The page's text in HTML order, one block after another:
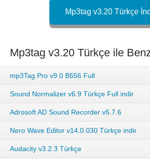
Mp3tag v3.20 Türkçe
Mp3tag v3.20 Türkçe ile
mp3Tag Pro v9.0 B556 Full
Sound Normalizer v6.9 Türkçe Full indir
Adrosoft AD Sound Recorder v5.7.6
Nero Wave Editor v14.0.030 Türkçe indir
Audacity v3.2.3 Türkçe